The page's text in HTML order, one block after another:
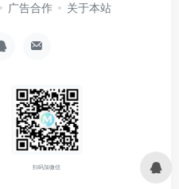
广告合作 关于本站
扫码加微信